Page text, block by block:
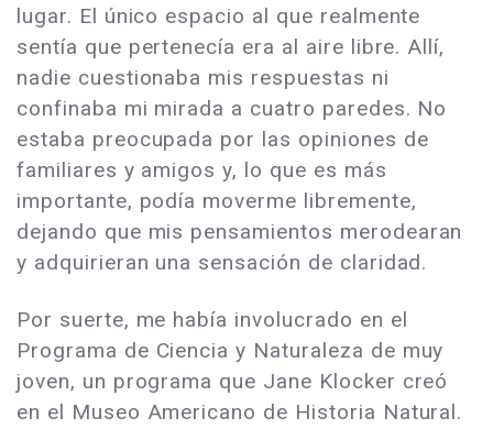
lugar. El único espacio al que realmente
sentía que pertenecía era al aire libre. Allí,
nadie cuestionaba mis respuestas ni
confinaba mi mirada a cuatro paredes. No
estaba preocupada por las opiniones de
familiares y amigos y, lo que es más
importante, podía moverme libremente,
dejando que mis pensamientos merodearan
y adquirieran una sensación de claridad.
Por suerte, me había involucrado en el
Programa de Ciencia y Naturaleza de muy
joven, un programa que Jane Klocker creó
en el Museo Americano de Historia Natural.